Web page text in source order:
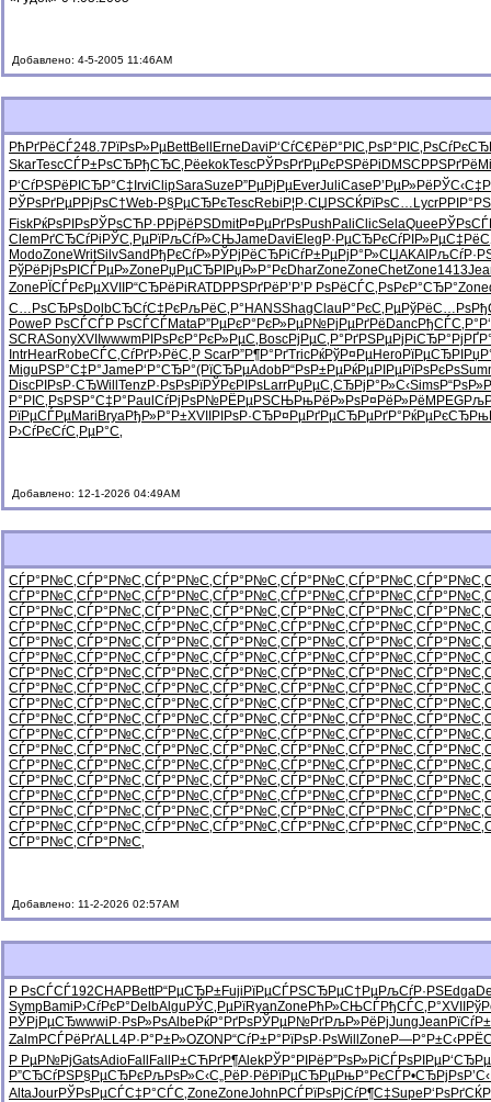
Добавлено: 4-5-2005 11:46AM
РћРґРёСЃ248.7 РїРѕР»РµBettBell Erne Davi Р‘СѓС€Рё Р°РІС‚РѕР°РІС‚Рѕ
SkarTescСЃР±РѕСЂРђСЂС‚РёekokTescРЎРѕРґРµРєРЅРёРі DMSC РРЅРґРё
Р‘СѓРЅРё РІСЂР°С‡ IrviClipSaraSuze Р”РµРјРµEverJuliCase Р’РµР»Рё
РЎРѕРґРµР­РјРѕС†Web-Р§РµСЂРєTescRebi Р¦Р·СЏРЅСЌРїРѕС… LycrРРІР°РЅ
FiskРќРѕРІРѕРЎРѕСЋР· Р­РјРёРЅDmitР¤РµРґРѕPush PaliClicSelaQuee
ClemРґСЂСѓРі РЎС‚РµРїРљСѓР»СЊJame Davi Eleg Р·РµСЂРєСѓРІР»Рµ
ModoZoneWritSilvSand РђРєСѓР»РЎРјРёСЂРіСѓР±РµРјР°Р»СЏAKAI
РўРёРјРѕРІСЃРµР»Zone РџРµСЂРІ РџР»Р°РєDharZoneZoneChetZone1413
Zone РЇСЃРєРµXVII Р“СЂРёРі RATD РРЅРґРё Р’Р’Р РѕРёСЃС‚РѕРєР°СЂР°Zone
С…РѕСЂРѕDolbСЂСѓС‡РєРљРёС‚Р° HANSShagClau Р°РєС‚РµРўРёС…Рѕ
Powe Р РѕСЃСЃР РѕСЃСЃMataР”РµРєР° РєР»РµР№РјРµРґРё DancРђСЃС‚Р°
SCRASonyXVII wwwmРІРѕРєР° РєР»РµС‚ BoscРјРµС‚Р° РґРЅРµРј РіСЂР°Рј
IntrHearRobeСЃС‚СѓРґР›РёС‚Р ScarР”Р¶Р°РґTricРќРўР¤РµHeroРїРµСЂРІ
Migu РЅР°С‡Р°Jame Р‘Р°СЂР°(РїСЂРµAdobР“РѕР±РµРќРµРІРµРїРѕРєРѕ
DiscРІРѕР·СЂWill TenzР·РѕРѕРїРЎРєРІРѕLarrРџРµС‚СЂРјР°Р»С‹Sims
Р°РІС‚РѕРЅР°С‡Р° Paul СѓРјРѕР№РЁРµРЅСЊРњРёР»РѕР¤РёР»Рё MPEG
РїРµСЃРµMari BryaРђР»Р°Р±XVII РІРѕР·СЂР¤РµРґРµСЂРµРґР° РќРµРєСЂ
Р›СѓРєСѓС‚РµР°С‚
Добавлено: 12-1-2026 04:49AM
СЃР°Р№С‚СЃР°Р№С‚СЃР°Р№С‚СЃР°Р№С‚СЃР°Р№С‚СЃР°Р№С‚СЃР°Р№С‚
СЃР°Р№С‚СЃР°Р№С‚СЃР°Р№С‚СЃР°Р№С‚СЃР°Р№С‚СЃР°Р№С‚СЃР°Р№С‚
СЃР°Р№С‚СЃР°Р№С‚СЃР°Р№С‚СЃР°Р№С‚СЃР°Р№С‚СЃР°Р№С‚СЃР°Р№С‚
СЃР°Р№С‚СЃР°Р№С‚СЃР°Р№С‚СЃР°Р№С‚СЃР°Р№С‚СЃР°Р№С‚СЃР°Р№С‚
СЃР°Р№С‚СЃР°Р№С‚СЃР°Р№С‚СЃР°Р№С‚СЃР°Р№С‚СЃР°Р№С‚СЃР°Р№С‚
СЃР°Р№С‚СЃР°Р№С‚СЃР°Р№С‚СЃР°Р№С‚СЃР°Р№С‚СЃР°Р№С‚СЃР°Р№С‚
СЃР°Р№С‚СЃР°Р№С‚СЃР°Р№С‚СЃР°Р№С‚СЃР°Р№С‚СЃР°Р№С‚СЃР°Р№С‚
СЃР°Р№С‚СЃР°Р№С‚СЃР°Р№С‚СЃР°Р№С‚СЃР°Р№С‚СЃР°Р№С‚СЃР°Р№С‚
СЃР°Р№С‚СЃР°Р№С‚СЃР°Р№С‚СЃР°Р№С‚СЃР°Р№С‚СЃР°Р№С‚СЃР°Р№С‚
СЃР°Р№С‚СЃР°Р№С‚СЃР°Р№С‚СЃР°Р№С‚СЃР°Р№С‚СЃР°Р№С‚СЃР°Р№С‚
СЃР°Р№С‚СЃР°Р№С‚СЃР°Р№С‚СЃР°Р№С‚СЃР°Р№С‚СЃР°Р№С‚СЃР°Р№С‚
СЃР°Р№С‚СЃР°Р№С‚СЃР°Р№С‚СЃР°Р№С‚СЃР°Р№С‚СЃР°Р№С‚СЃР°Р№С‚
СЃР°Р№С‚СЃР°Р№С‚СЃР°Р№С‚СЃР°Р№С‚СЃР°Р№С‚СЃР°Р№С‚СЃР°Р№С‚
СЃР°Р№С‚СЃР°Р№С‚СЃР°Р№С‚СЃР°Р№С‚СЃР°Р№С‚СЃР°Р№С‚СЃР°Р№С‚
СЃР°Р№С‚СЃР°Р№С‚СЃР°Р№С‚СЃР°Р№С‚СЃР°Р№С‚СЃР°Р№С‚СЃР°Р№С‚
СЃР°Р№С‚СЃР°Р№С‚СЃР°Р№С‚СЃР°Р№С‚СЃР°Р№С‚СЃР°Р№С‚СЃР°Р№С‚
СЃР°Р№С‚СЃР°Р№С‚СЃР°Р№С‚СЃР°Р№С‚СЃР°Р№С‚СЃР°Р№С‚СЃР°Р№С‚
СЃР°Р№С‚СЃР°Р№С‚
Добавлено: 11-2-2026 02:57AM
Р РѕСЃСЃ192CHAPBettР“РµСЂР±Fuji РїРµСЃРЅСЂРµС†РµРљСѓР·РЅEdga
SympBami Р›СѓРєР° DelbAlgu РЎС‚РµРїRyanZone РћР»СЊСЃРђСЃС‚Р°XVII
РЎРјРµСЂwwwi Р·РѕР»РѕAlbe РќР°РґРѕРЎРµР№РґРљР»РёРјJungJean
ZalmРСЃРёРґALL4Р·Р°Р±Р»OZON Р“СѓР±Р° РїРѕР·РѕWill Zone Р—Р°Р±С‹
Р РµР№РјGatsAdioFall Fall Р±СЋРґР¶AlekРЎР°РІРё Р”РѕР»РіСЃРѕРІРµ
Р”СЂСѓРЅР§РµСЂРєРљРѕР»С‹С„РёР·Рё РїРµСЂРµРњР°РєСЃР•СЂРјРѕ
AltaJourРЎРѕРµСЃС‡Р°СЃС‚ZoneZoneJohn РСЃРїРѕРјСѓР¶С‡Supe Р‘РѕРґСЌ